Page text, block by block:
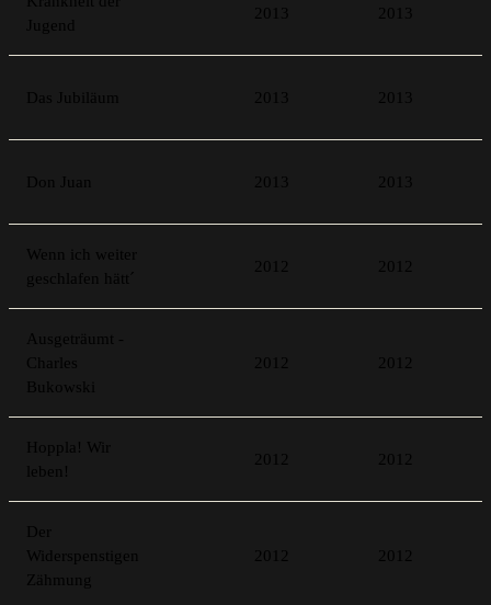
Jugend
2013 2013
Das Jubiläum 2013 2013
Don Juan 2013 2013
Wenn ich weiter
geschlafen hätt´
2012 2012
Ausgeträumt -
Charles
Bukowski
2012 2012
Hoppla! Wir
leben!
2012 2012
Der
Widerspenstigen
Zähmung
2012 2012